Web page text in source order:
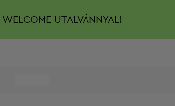
WELCOME UTALVÁNNYAL!